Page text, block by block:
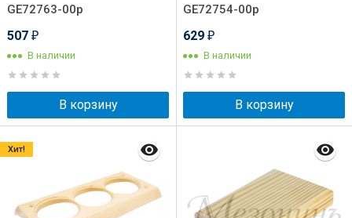
GE72763-00p
507 ₽
В наличии
В корзину
GE72754-00p
629 ₽
В наличии
В корзину
Хит!